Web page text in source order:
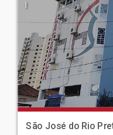
|
São José do Rio